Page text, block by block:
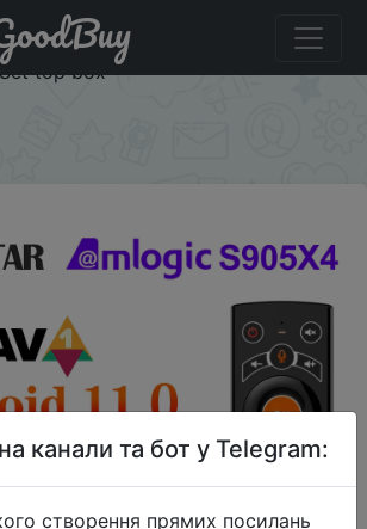
ТВ-приставка VONTAR X4
+ 32/64 ГБ, 4K, 128 м Media Player
top box
канали та бот у Telegram:
створення прямих посилань